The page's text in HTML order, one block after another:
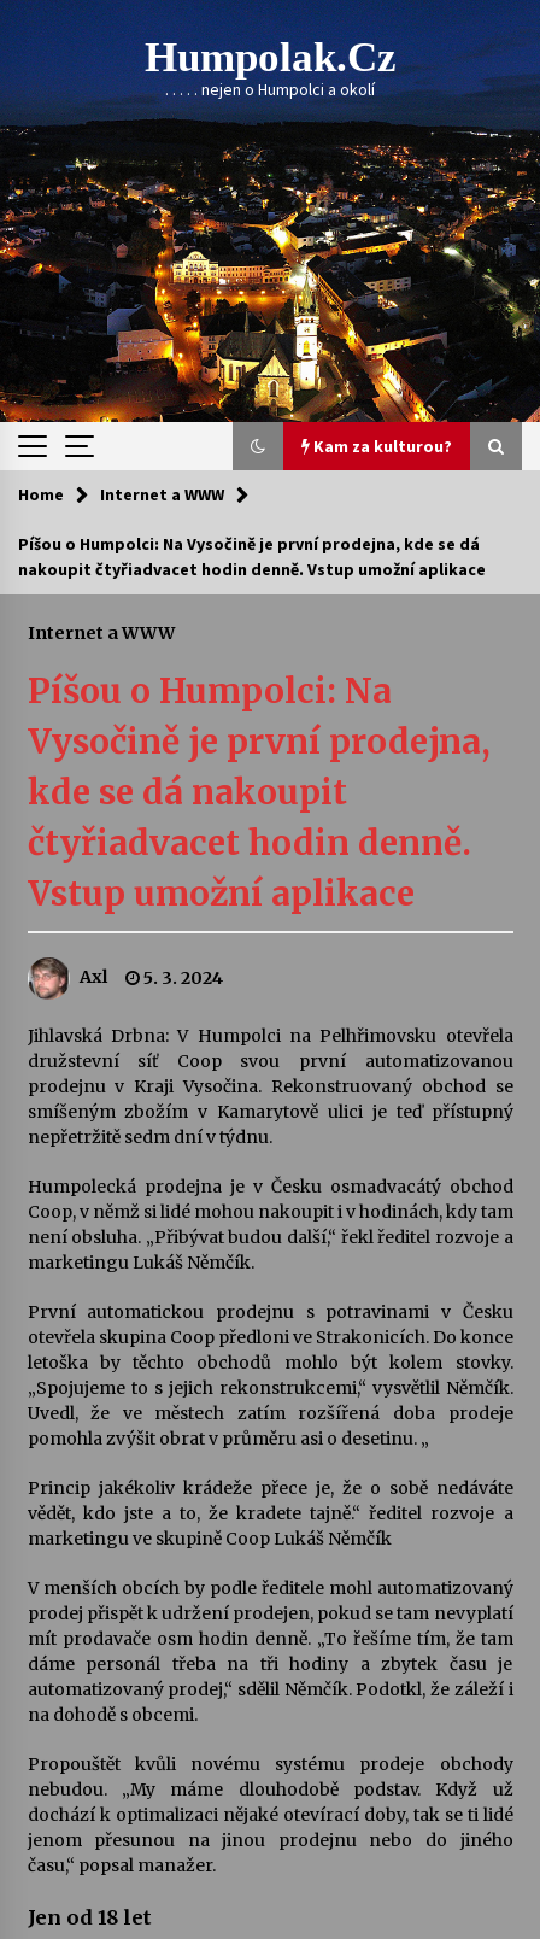
Skip
to
content
Humpolak.cz
. . . . . nejen o Humpolci a okolí
Kam za kulturou?
Kam za kulturou?
Letní koncerty ve Stromovce: Ars Camerata a
Vernisáž výstavy Josefíny Duškové: Stávám se
30. 7. 2026
Veselí muzikanti
30. 7. 2026
Pozvánka na integrační festival Quijotova
šedesátka: 28. 7.–1. 8. 2026
Jenakaši
28. 7. 2026
Votavžatský ploty
Letní koncerty ve Stromovce: Rufus Miller
22. 7. 2026
Vysočinka
17. 7. 2026
14. 7. 2026
odkaz Josefa Čapka
13. 7. 2026
Varhanní recitál Michala Novenka v Klášteře
Želiv
3. 7. 2026
Petr Adamec – Malovaný svět
30. 6. 2026
Home Internet a WWW
Píšou o Humpolci: Na Vysočině je první prodejna, kde se dá
nakoupit čtyřiadvacet hodin denně. Vstup umožní aplikace
Internet a WWW
Píšou o Humpolci: Na
Vysočině je první prodejna,
kde se dá nakoupit
čtyřiadvacet hodin denně.
Vstup umožní aplikace
Axl 5. 3. 2024
Jihlavská Drbna: V Humpolci na Pelhřimovsku otevřela
družstevní síť Coop svou první automatizovanou
prodejnu v Kraji Vysočina. Rekonstruovaný obchod se
smíšeným zbožím v Kamarytově ulici je teď přístupný
nepřetržitě sedm dní v týdnu.
Humpolecká prodejna je v Česku osmadvacátý obchod
Coop, v němž si lidé mohou nakoupit i v hodinách, kdy tam
není obsluha. „Přibývat budou další,“ řekl ředitel rozvoje a
marketingu Lukáš Němčík.
První automatickou prodejnu s potravinami v Česku
otevřela skupina Coop předloni ve Strakonicích. Do konce
letoška by těchto obchodů mohlo být kolem stovky.
„Spojujeme to s jejich rekonstrukcemi,“ vysvětlil Němčík.
Uvedl, že ve městech zatím rozšířená doba prodeje
pomohla zvýšit obrat v průměru asi o desetinu. „
Princip jakékoliv krádeže přece je, že o sobě nedáváte
vědět, kdo jste a to, že kradete tajně.“ ředitel rozvoje a
marketingu ve skupině Coop Lukáš Němčík
V menších obcích by podle ředitele mohl automatizovaný
prodej přispět k udržení prodejen, pokud se tam nevyplatí
mít prodavače osm hodin denně. „To řešíme tím, že tam
dáme personál třeba na tři hodiny a zbytek času je
automatizovaný prodej,“ sdělil Němčík. Podotkl, že záleží i
na dohodě s obcemi.
Propouštět kvůli novému systému prodeje obchody
nebudou. „My máme dlouhodobě podstav. Když už
dochází k optimalizaci nějaké otevírací doby, tak se ti lidé
jenom přesunou na jinou prodejnu nebo do jiného
času,“ popsal manažer.
Jen od 18 let